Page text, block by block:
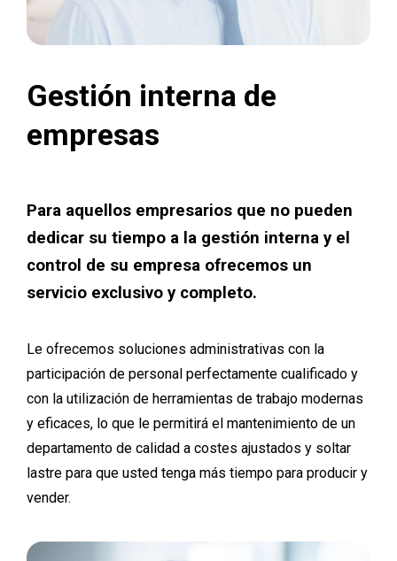
Gestión interna de
empresas
Para aquellos empresarios que no pueden
dedicar su tiempo a la gestión interna y el
control de su empresa ofrecemos un
servicio exclusivo y completo.
Le ofrecemos soluciones administrativas con la
participación de personal perfectamente cualificado y
con la utilización de herramientas de trabajo modernas
y eficaces, lo que le permitirá el mantenimiento de un
departamento de calidad a costes ajustados y soltar
lastre para que usted tenga más tiempo para producir y
vender.